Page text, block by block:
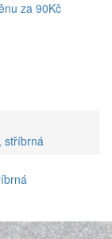
za 90Kč
stříbrná